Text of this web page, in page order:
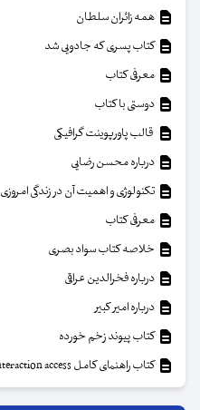
همه زائران سلطان
کتاب پسری که جادویی شد
معرفی کتاب
دوستی با کتاب
قالب پاورپوینت گرافیکی
درباره محسن رضایی
تکنولوژی و اهمیت آن در زندگی امروزی
معرفی کتاب
خلاصه کتاب سواد بصری
درباره فخرالدین عراقی
درباره امیر کبیر
کتاب پیوند زخم خورده
کتاب راهنمای کامل Interaction access